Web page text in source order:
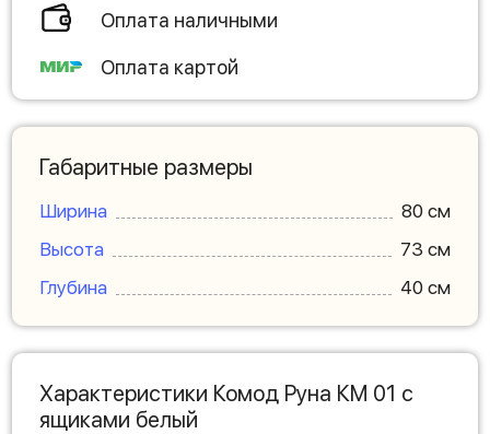
Оплата наличными
Оплата картой
Габаритные размеры
Ширина
80 см
Высота
73 см
Глубина
40 см
Характеристики Комод Руна КМ 01 с
ящиками белый